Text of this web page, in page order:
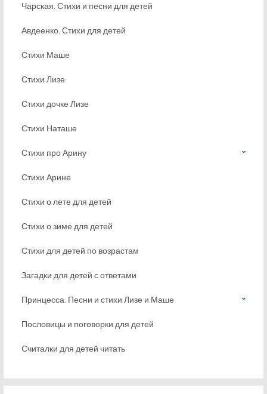
Чарская. Стихи и песни для детей
Авдеенко. Стихи для детей
Стихи Маше
Стихи Лизе
Стихи дочке Лизе
Стихи Наташе
Стихи про Арину
Стихи Арине
Стихи о лете для детей
Стихи о зиме для детей
Стихи для детей по возрастам
Загадки для детей с ответами
Принцесса. Песни и стихи Лизе и Маше
Пословицы и поговорки для детей
Считалки для детей читать